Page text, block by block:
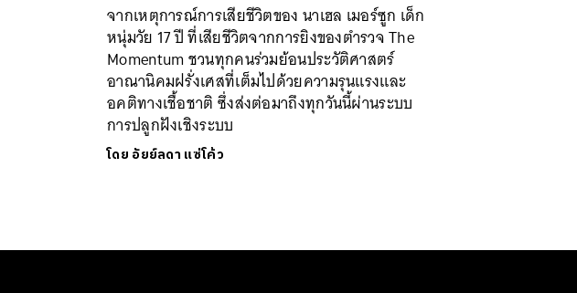
จากเหตุการณ์การเสียชีวิตของ นาเฮล เมอร์ซูก เด็ก
หนุ่มวัย 17 ปี ที่เสียชีวิตจากการยิงของตำรวจ The
Momentum ชวนทุกคนร่วมย้อนประวัติศาสตร์
อาณานิคมฝรั่งเศสที่เต็มไปด้วยความรุนแรงและ
อคติทางเชื้อชาติ ซึ่งส่งต่อมาถึงทุกวันนี้ผ่านระบบ
การปลูกฝังเชิงระบบ
โดย อัยย์ลดา แซ่โค้ว